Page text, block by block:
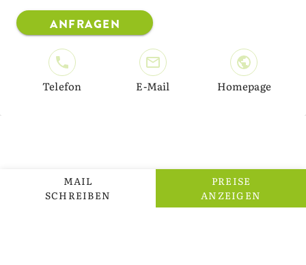
MAIL
SCHREIBEN
PREISE
ANZEIGEN
ANFRAGEN
Telefon E-Mail Homepage
Über Landsichten
Presse